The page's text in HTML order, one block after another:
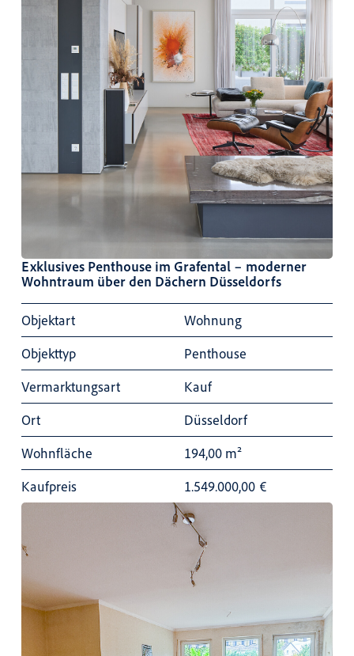
Exklusives Penthouse im Grafental – moderner
Wohntraum über den Dächern Düsseldorfs
Objektart
Wohnung
Objekttyp
Penthouse
Vermarktungsart
Kauf
Ort
Düsseldorf
Wohnfläche
194,00 m²
Kaufpreis
1.549.000,00 €